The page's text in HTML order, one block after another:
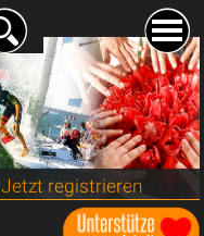
Jetzt registrieren